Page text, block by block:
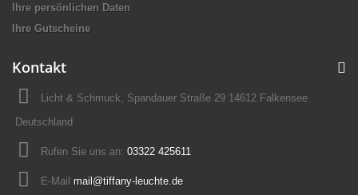
Ihre persönlichen Daten
Ihre Gutscheine
Kontakt
Licht & Schmuck, Spandauer Straße 29 14612 Falkensee
Deutschland
Rufen Sie uns an: 03322 425611
E-Mail mail@tiffany-leuchte.de